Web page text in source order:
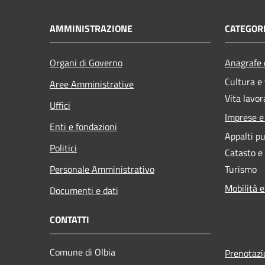
AMMINISTRAZIONE
Organi di Governo
Aree Amministrative
Uffici
Enti e fondazioni
Politici
Personale Amministrativo
Documenti e dati
Cultura
Vita
Imprese
Appalti
Catasto
Turismo
Mobilità
CONTATTI
Comune di Olbia